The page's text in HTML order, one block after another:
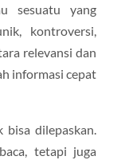
sesuatu yang
kontroversi,
relevansi dan
informasi cepat
dilepaskan.
tetapi juga